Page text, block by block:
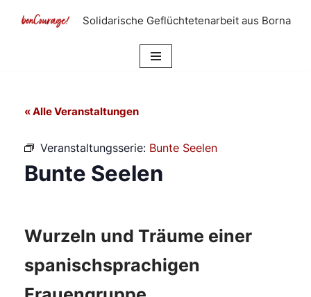
Solidarische Geflüchtetenarbeit aus Borna
« Alle Veranstaltungen
Veranstaltungsserie: Bunte Seelen
Bunte Seelen
Wurzeln und Träume einer
spanischsprachigen